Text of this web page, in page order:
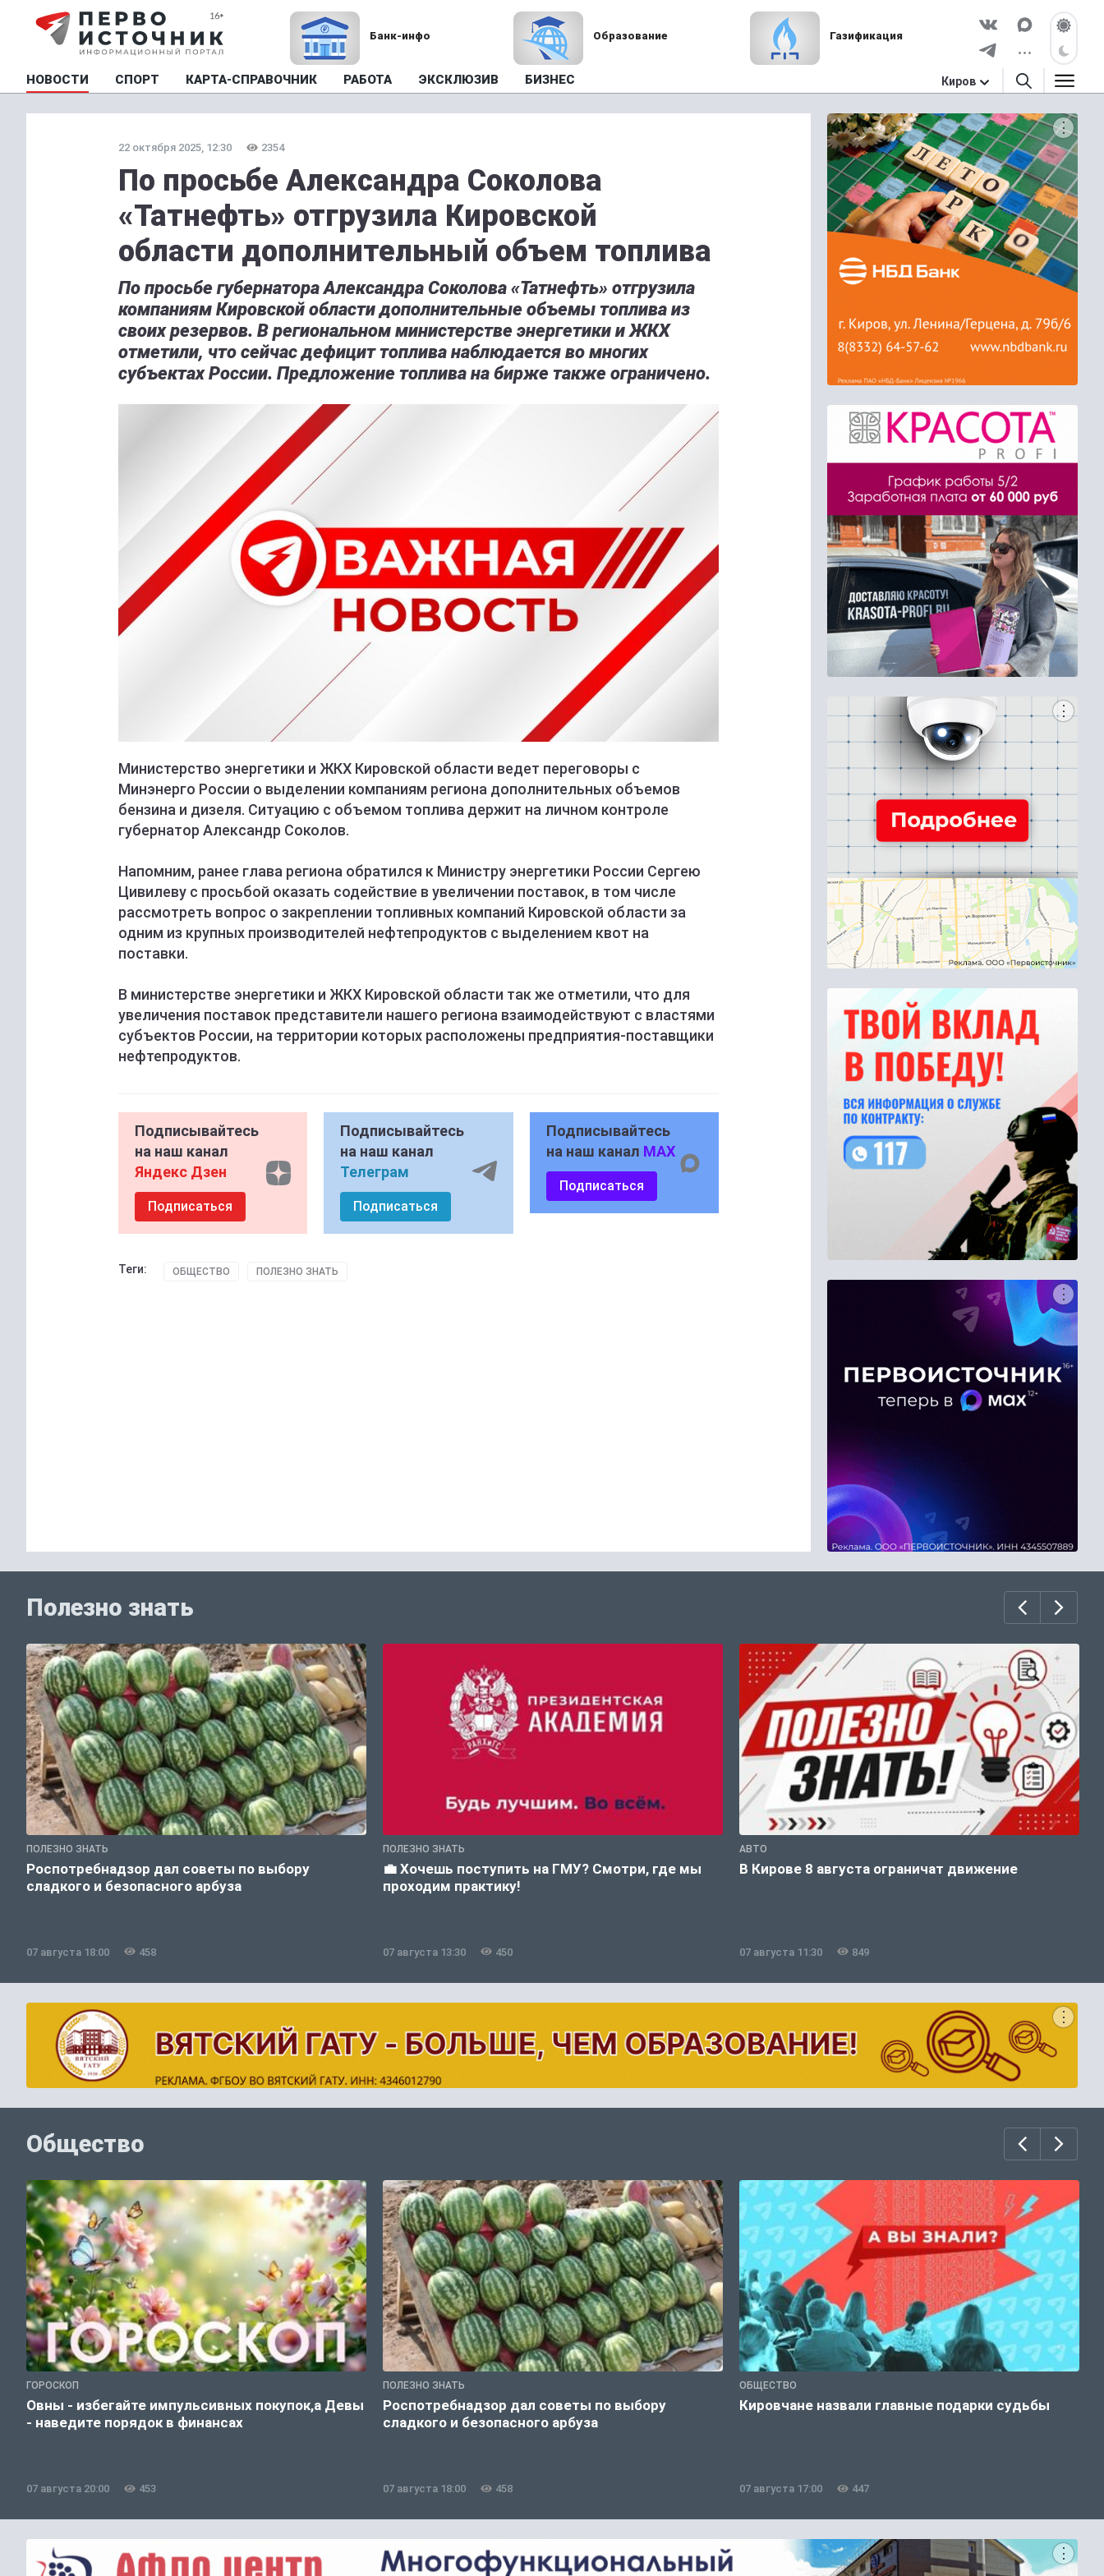
Банк-инфо Образование Газификация
НОВОСТИ СПОРТ КАРТА-СПРАВОЧНИК РАБОТА ЭКСКЛЮЗИВ БИЗНЕС Киров
22 октября 2025, 12:30 2354
По просьбе Александра Соколова
«Татнефть» отгрузила Кировской
области дополнительный объем топлива
По просьбе губернатора Александра Соколова «Татнефть» отгрузила
компаниям Кировской области дополнительные объемы топлива из
своих резервов. В региональном министерстве энергетики и ЖКХ
отметили, что сейчас дефицит топлива наблюдается во многих
субъектах России. Предложение топлива на бирже также ограничено.
Министерство энергетики и ЖКХ Кировской области ведет переговоры с
Минэнерго России о выделении компаниям региона дополнительных объемов
бензина и дизеля. Ситуацию с объемом топлива держит на личном контроле
губернатор Александр Соколов.
Напомним, ранее глава региона обратился к Министру энергетики России Сергею
Цивилеву с просьбой оказать содействие в увеличении поставок, в том числе
рассмотреть вопрос о закреплении топливных компаний Кировской области за
одним из крупных производителей нефтепродуктов с выделением квот на
поставки.
В министерстве энергетики и ЖКХ Кировской области так же отметили, что для
увеличения поставок представители нашего региона взаимодействуют с властями
субъектов России, на территории которых расположены предприятия-поставщики
нефтепродуктов.
Подписывайтесь
на наш канал
Яндекс Дзен
Подписаться
Подписывайтесь
на наш канал
Телеграм
Подписаться
Подписывайтесь
на наш канал MAX
Подписаться
Теги: ОБЩЕСТВО ПОЛЕЗНО ЗНАТЬ
Полезно знать
ПОЛЕЗНО ЗНАТЬ
Роспотребнадзор дал советы по выбору
сладкого и безопасного арбуза
07 августа 18:00 458
ПОЛЕЗНО ЗНАТЬ
💼 Хочешь поступить на ГМУ? Смотри, где мы
проходим практику!
07 августа 13:30 450
АВТО
В Кирове 8 августа ограничат движение
07 августа 11:30 849
Общество
ГОРОСКОП
Овны - избегайте импульсивных покупок,а Девы
- наведите порядок в финансах
07 августа 20:00 453
ПОЛЕЗНО ЗНАТЬ
Роспотребнадзор дал советы по выбору
сладкого и безопасного арбуза
07 августа 18:00 458
ОБЩЕСТВО
Кировчане назвали главные подарки судьбы
07 августа 17:00 447